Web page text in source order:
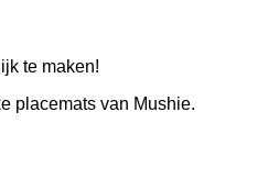
te maken!
placemats van Mushie.